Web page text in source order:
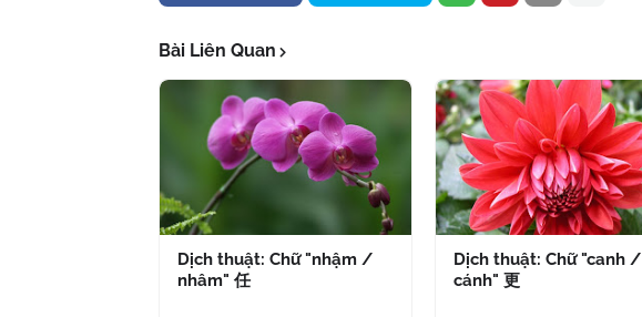
Bài Liên Quan
Dịch thuật: Chữ "nhậm /
nhâm" 任
Dịch thuật: Chữ "canh /
cánh" 更